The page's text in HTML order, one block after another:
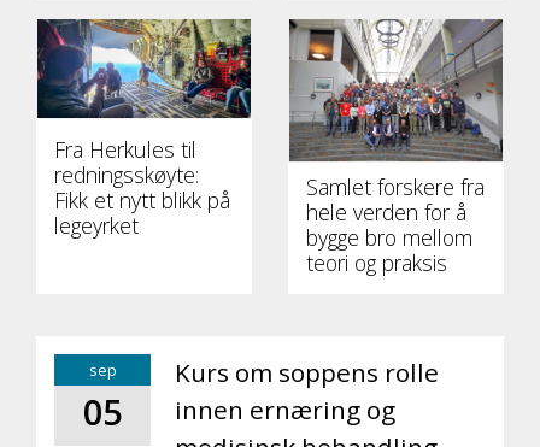
Fra Herkules til
redningsskøyte:
Fikk et nytt blikk på
legeyrket
Samlet forskere fra
hele verden for å
bygge bro mellom
teori og praksis
sep
05
Kurs om soppens rolle
innen ernæring og